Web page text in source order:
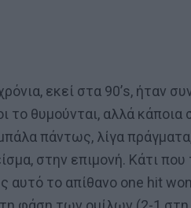
εκεί στα 90’s, ήταν
το θυμούνται, αλλά
πάντως, λίγα
στην επιμονή. Κάτι
αυτό το απίθανο one hit